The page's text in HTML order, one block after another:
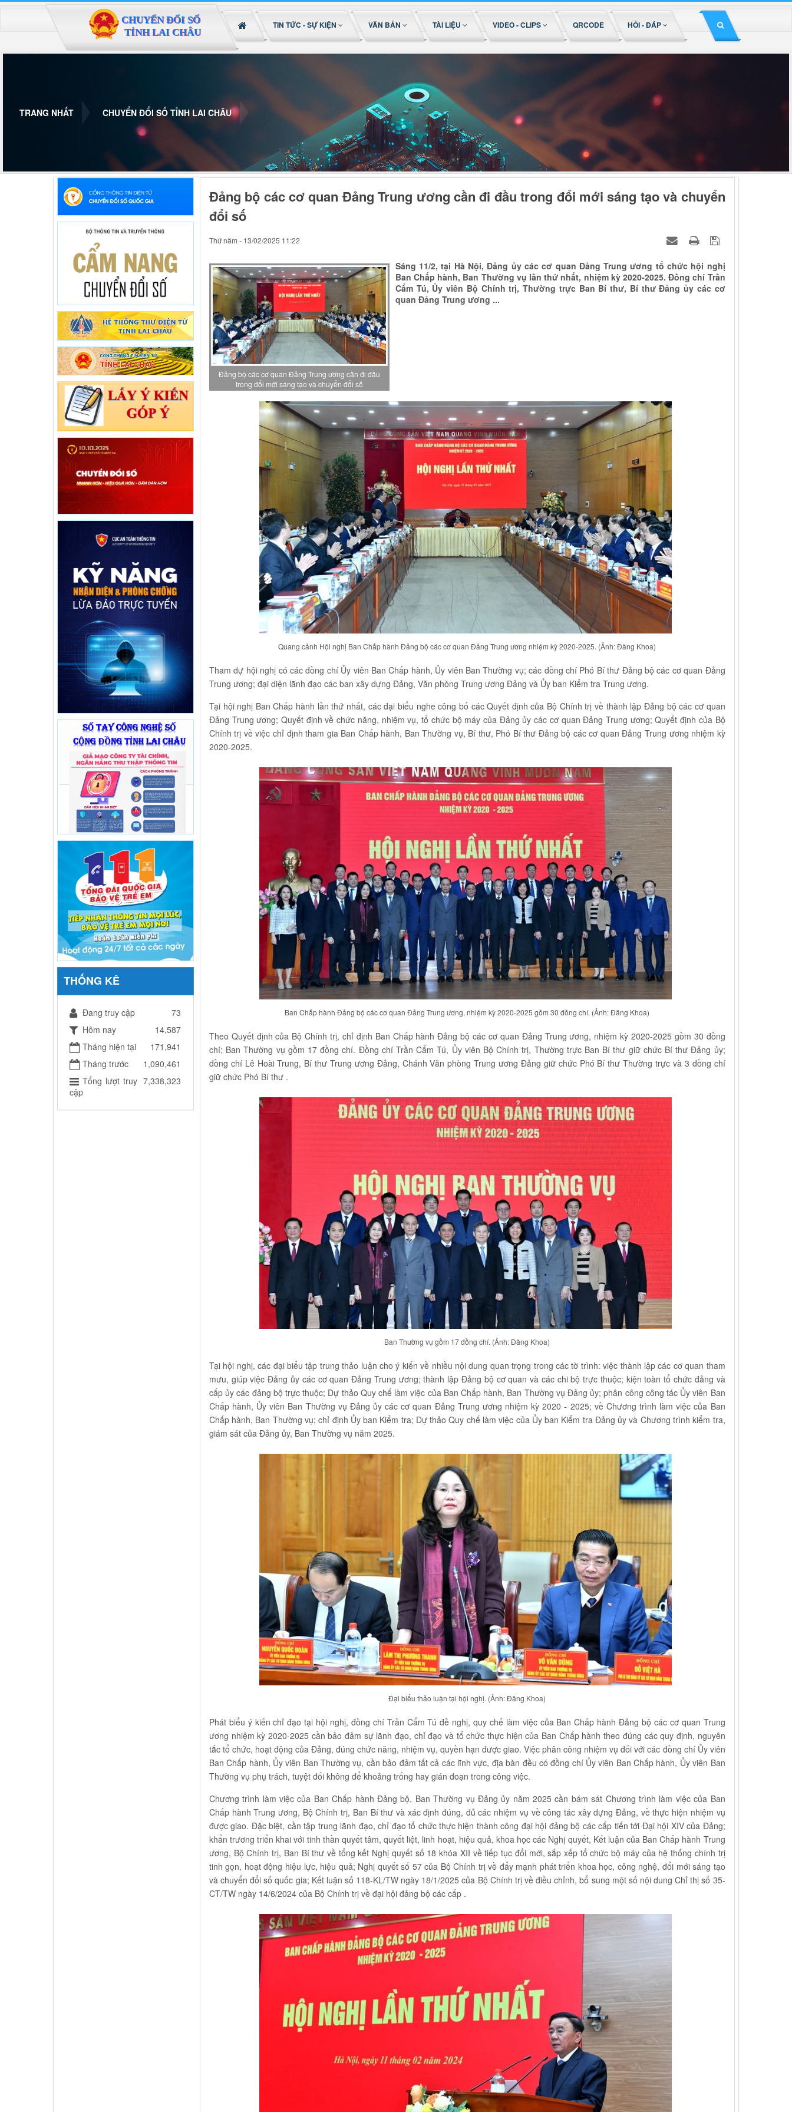
TIN TỨC - SỰ KIỆN VĂN BẢN TÀI LIỆU VIDEO - CLIPS QRCODE HỎI - ĐÁP
TRANG NHẤT CHUYỂN ĐỔI SỐ TỈNH LAI CHÂU
Đảng bộ các cơ quan Đảng Trung ương cần đi đầu trong đổi mới sáng tạo và chuyển
đổi số
Thứ năm - 13/02/2025 11:22
Đảng bộ các cơ quan Đảng Trung ương cần đi đầu
trong đổi mới sáng tạo và chuyển đổi số
Sáng 11/2, tại Hà Nội, Đảng ủy các cơ quan Đảng Trung ương tổ chức hội nghị
Ban Chấp hành, Ban Thường vụ lần thứ nhất, nhiệm kỳ 2020-2025. Đồng chí Trần
Cẩm Tú, Ủy viên Bộ Chính trị, Thường trực Ban Bí thư, Bí thư Đảng ủy các cơ
quan Đảng Trung ương ...
Quang cảnh Hội nghị Ban Chấp hành Đảng bộ các cơ quan Đảng Trung ương nhiệm kỳ 2020-2025. (Ảnh: Đăng Khoa)
Tham dự hội nghị có các đồng chí Ủy viên Ban Chấp hành, Ủy viên Ban Thường vụ; các đồng chí Phó Bí thư Đảng bộ các cơ quan Đảng
Trung ương; đại diện lãnh đạo các ban xây dựng Đảng, Văn phòng Trung ương Đảng và Ủy ban Kiểm tra Trung ương.
Tại hội nghị Ban Chấp hành lần thứ nhất, các đại biểu nghe công bố các Quyết định của Bộ Chính trị về thành lập Đảng bộ các cơ quan
Đảng Trung ương; Quyết định về chức năng, nhiệm vụ, tổ chức bộ máy của Đảng ủy các cơ quan Đảng Trung ương; Quyết định của Bộ
Chính trị về việc chỉ định tham gia Ban Chấp hành, Ban Thường vụ, Bí thư, Phó Bí thư Đảng bộ các cơ quan Đảng Trung ương nhiệm kỳ
2020-2025.
Ban Chấp hành Đảng bộ các cơ quan Đảng Trung ương, nhiệm kỳ 2020-2025 gồm 30 đồng chí. (Ảnh: Đăng Khoa)
Theo Quyết định của Bộ Chính trị, chỉ định Ban Chấp hành Đảng bộ các cơ quan Đảng Trung ương, nhiệm kỳ 2020-2025 gồm 30 đồng
chí; Ban Thường vụ gồm 17 đồng chí. Đồng chí Trần Cẩm Tú, Ủy viên Bộ Chính trị, Thường trực Ban Bí thư giữ chức Bí thư Đảng ủy;
đồng chí Lê Hoài Trung, Bí thư Trung ương Đảng, Chánh Văn phòng Trung ương Đảng giữ chức Phó Bí thư Thường trực và 3 đồng chí
giữ chức Phó Bí thư .
Ban Thường vụ gồm 17 đồng chí. (Ảnh: Đăng Khoa)
Tại hội nghị, các đại biểu tập trung thảo luận cho ý kiến về nhiều nội dung quan trọng trong các tờ trình: việc thành lập các cơ quan tham
mưu, giúp việc Đảng ủy các cơ quan Đảng Trung ương; thành lập Đảng bộ cơ quan và các chi bộ trực thuộc; kiện toàn tổ chức đảng và
cấp ủy các đảng bộ trực thuộc; Dự thảo Quy chế làm việc của Ban Chấp hành, Ban Thường vụ Đảng ủy; phân công công tác Ủy viên Ban
Chấp hành, Ủy viên Ban Thường vụ Đảng ủy các cơ quan Đảng Trung ương nhiệm kỳ 2020 - 2025; về Chương trình làm việc của Ban
Chấp hành, Ban Thường vụ; chỉ định Ủy ban Kiểm tra; Dự thảo Quy chế làm việc của Ủy ban Kiểm tra Đảng ủy và Chương trình kiểm tra,
giám sát của Đảng ủy, Ban Thường vụ năm 2025.
Đại biểu thảo luận tại hội nghị. (Ảnh: Đăng Khoa)
Phát biểu ý kiến chỉ đạo tại hội nghị, đồng chí Trần Cẩm Tú đề nghị, quy chế làm việc của Ban Chấp hành Đảng bộ các cơ quan Trung
ương nhiệm kỳ 2020-2025 cần bảo đảm sự lãnh đạo, chỉ đạo và tổ chức thực hiện của Ban Chấp hành theo đúng các quy định, nguyên
tắc tổ chức, hoạt động của Đảng, đúng chức năng, nhiệm vụ, quyền hạn được giao. Việc phân công nhiệm vụ đối với các đồng chí Ủy viên
Ban Chấp hành, Ủy viên Ban Thường vụ, cần bảo đảm tất cả các lĩnh vực, địa bàn đều có đồng chí Ủy viên Ban Chấp hành, Ủy viên Ban
Thường vụ phụ trách, tuyệt đối không để khoảng trống hay gián đoạn trong công việc.
Chương trình làm việc của Ban Chấp hành Đảng bộ, Ban Thường vụ Đảng ủy năm 2025 cần bám sát Chương trình làm việc của Ban
Chấp hành Trung ương, Bộ Chính trị, Ban Bí thư và xác định đúng, đủ các nhiệm vụ về công tác xây dựng Đảng, về thực hiện nhiệm vụ
được giao. Đặc biệt, cần tập trung lãnh đạo, chỉ đạo tổ chức thực hiện thành công đại hội đảng bộ các cấp tiến tới Đại hội XIV của Đảng;
khẩn trương triển khai với tinh thần quyết tâm, quyết liệt, linh hoạt, hiệu quả, khoa học các Nghị quyết, Kết luận của Ban Chấp hành Trung
ương, Bộ Chính trị, Ban Bí thư về tổng kết Nghị quyết số 18 khóa XII về tiếp tục đổi mới, sắp xếp tổ chức bộ máy của hệ thống chính trị
tinh gọn, hoạt động hiệu lực, hiệu quả; Nghị quyết số 57 của Bộ Chính trị về đẩy mạnh phát triển khoa học, công nghệ, đổi mới sáng tạo
và chuyển đổi số quốc gia; Kết luận số 118-KL/TW ngày 18/1/2025 của Bộ Chính trị về điều chỉnh, bổ sung một số nội dung Chỉ thị số 35-
CT/TW ngày 14/6/2024 của Bộ Chính trị về đại hội đảng bộ các cấp .
THỐNG KÊ
Đang truy cập
73
Hôm nay
14,587
Tháng hiện tại
171,941
Tháng trước
1,090,461
Tổng lượt truy
cập
7,338,323
Đã kết nối EMC